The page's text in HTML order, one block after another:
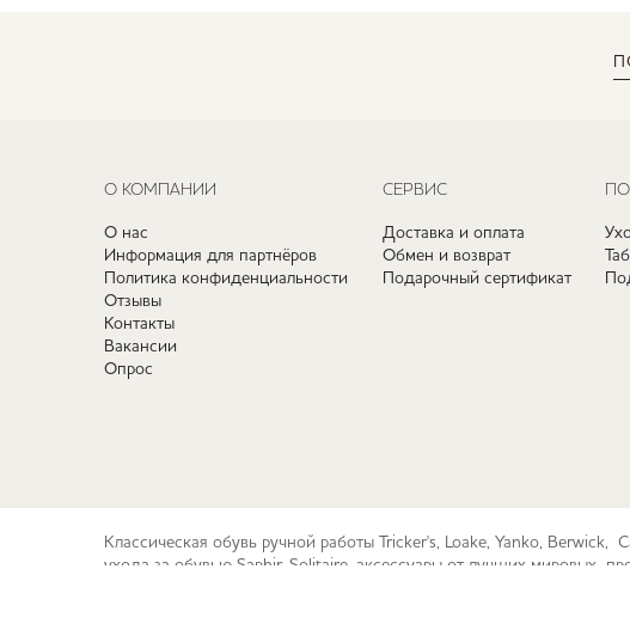
О КОМПАНИИ
О нас
Информация для партнёров
Политика конфиденциальности
Отзывы
Контакты
Вакансии
Опрос
СЕРВИС
Доставка и оплата
Обмен и возврат
Подарочный сертификат
Классическая обувь ручной работы Tricker's, Loake, Yanko, Berwick,
ухода за обувью Saphir, Solitaire, аксессуары от лучших мировых